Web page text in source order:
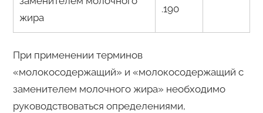
жира
.190
При применении терминов
«молокосодержащий» и «молокосодержащий с
заменителем молочного жира» необходимо
руководствоваться определениями,